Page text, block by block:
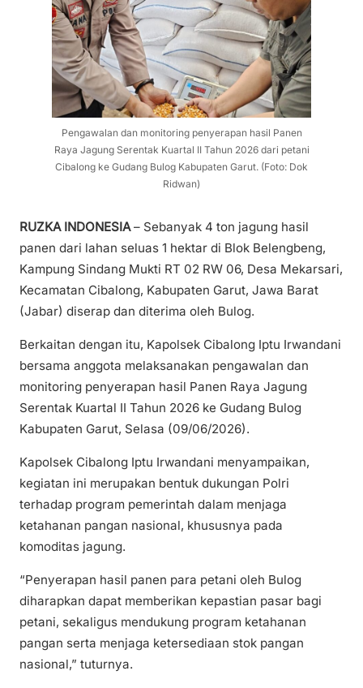
Pengawalan dan monitoring penyerapan hasil Panen
Raya Jagung Serentak Kuartal II Tahun 2026 dari petani
Cibalong ke Gudang Bulog Kabupaten Garut. (Foto: Dok
Ridwan)
RUZKA INDONESIA– Sebanyak 4 ton jagung hasil
panen dari lahan seluas 1 hektar di Blok Belengbeng,
Kampung Sindang Mukti RT 02 RW 06, Desa Mekarsari,
Kecamatan Cibalong, Kabupaten Garut, Jawa Barat
(Jabar) diserap dan diterima oleh Bulog.
Berkaitan dengan itu, Kapolsek Cibalong Iptu Irwandani
bersama anggota melaksanakan pengawalan dan
monitoring penyerapan hasil Panen Raya Jagung
Serentak Kuartal II Tahun 2026 ke Gudang Bulog
Kabupaten Garut, Selasa (09/06/2026).
Kapolsek Cibalong Iptu Irwandani menyampaikan,
kegiatan ini merupakan bentuk dukungan Polri
terhadap program pemerintah dalam menjaga
ketahanan pangan nasional, khususnya pada
komoditas jagung.
“Penyerapan hasil panen para petani oleh Bulog
diharapkan dapat memberikan kepastian pasar bagi
petani, sekaligus mendukung program ketahanan
pangan serta menjaga ketersediaan stok pangan
nasional,” tuturnya.